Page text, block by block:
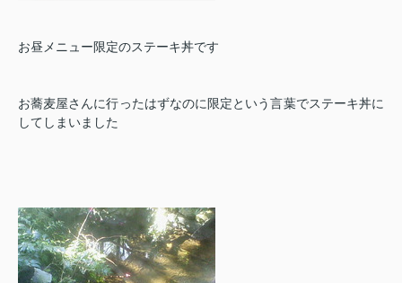
お昼メニュー限定のステーキ丼です
お蕎麦屋さんに行ったはずなのに限定という言葉でステーキ丼に
してしまいました